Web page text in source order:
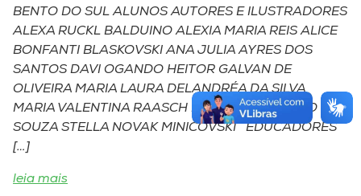
BENTO DO SUL ALUNOS AUTORES E ILUSTRADORES
ALEXA RUCKL BALDUINO ALEXIA MARIA REIS ALICE
BONFANTI BLASKOVSKI ANA JULIA AYRES DOS
SANTOS DAVI OGANDO HEITOR GALVAN DE
OLIVEIRA MARIA LAURA DELANDRÉA DA SILVA
MARIA VALENTINA RAASCH NICOLAS EDUARDO DE
SOUZA STELLA NOVAK MINICOVSKI EDUCADORES
[…]
leia mais